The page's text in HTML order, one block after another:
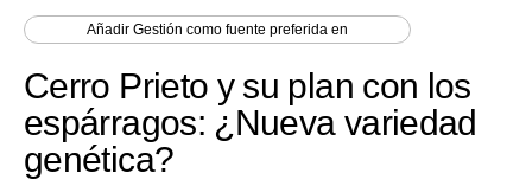
Economía
Mercados
AñadirGestión como fuente preferida en
Cerro Prieto y su plan con los
espárragos: ¿Nueva variedad
genética?